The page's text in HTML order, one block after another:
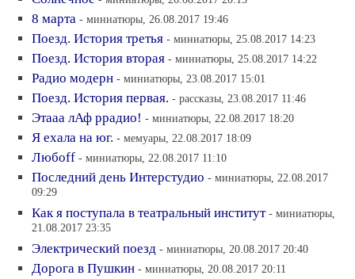
8 марта - миниатюры, 26.08.2017 19:46
Поезд. История третья - миниатюры, 25.08.2017 14:23
Поезд. История вторая - миниатюры, 25.08.2017 14:22
Радио модерн - миниатюры, 23.08.2017 15:01
Поезд. История первая. - рассказы, 23.08.2017 11:46
Этааа лАф ррадио! - миниатюры, 22.08.2017 18:20
Я ехала на юг. - мемуары, 22.08.2017 18:09
Любoff - миниатюры, 22.08.2017 11:10
Последний день Интерстудио - миниатюры, 22.08.2017
09:29
Как я поступала в театральный институт - миниатюры,
21.08.2017 23:35
Электрический поезд - миниатюры, 20.08.2017 20:40
Дорога в Пушкин - миниатюры, 20.08.2017 20:11